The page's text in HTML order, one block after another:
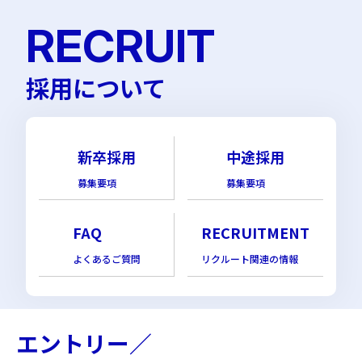
RECRUIT
採用について
新卒採用
募集要項
中途採用
募集要項
FAQ
よくあるご質問
RECRUITMENT
リクルート関連の情報
エントリー／